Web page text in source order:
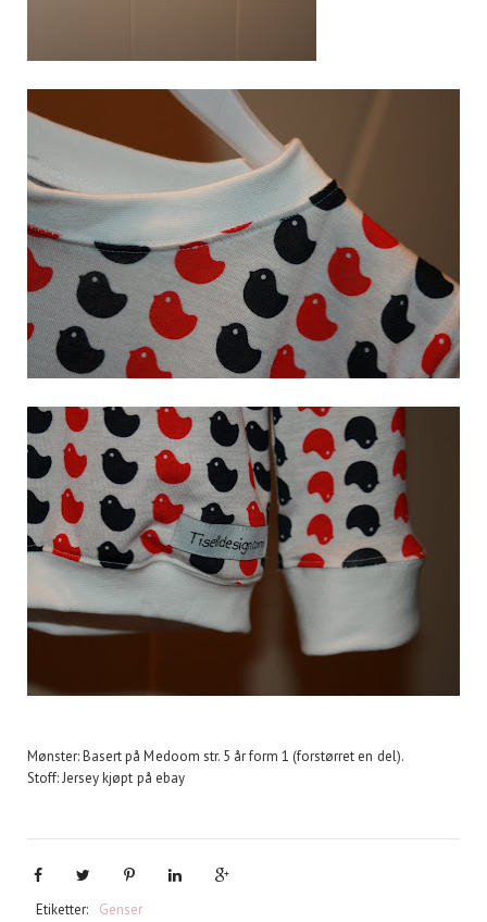
Mønster: Basert på Medoom str. 5 år form 1 (forstørret en del).
Stoff: Jersey kjøpt på ebay
Etiketter: Genser